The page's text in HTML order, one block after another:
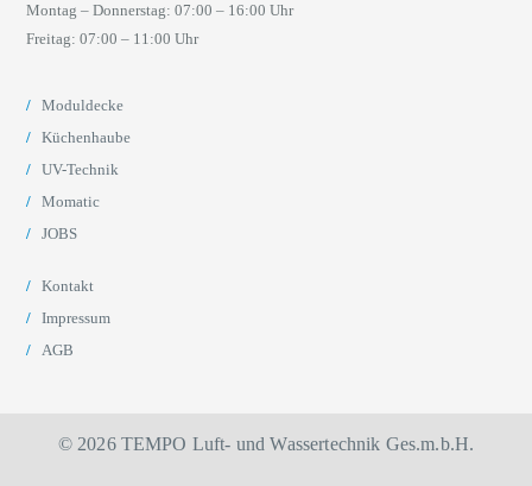
Montag – Donnerstag: 07:00 – 16:00 Uhr
Freitag: 07:00 – 11:00 Uhr
Moduldecke
Küchenhaube
UV-Technik
Momatic
JOBS
Kontakt
Impressum
AGB
© 2026 TEMPO Luft- und Wassertechnik Ges.m.b.H.